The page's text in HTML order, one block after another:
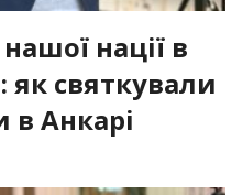
нації в
як святкували
Анкарі